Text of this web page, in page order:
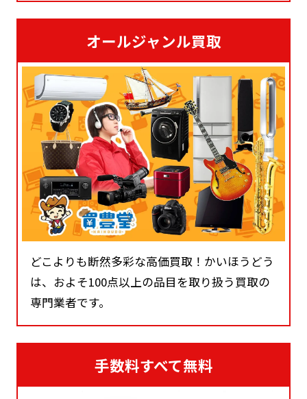
オールジャンル買取
どこよりも断然多彩な高価買取！かいほうどう
は、およそ100点以上の品目を取り扱う買取の
専門業者です。
手数料すべて無料